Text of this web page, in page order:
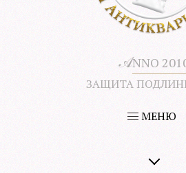
𝒜NNO
ЗАЩИТА
МЕНЮ